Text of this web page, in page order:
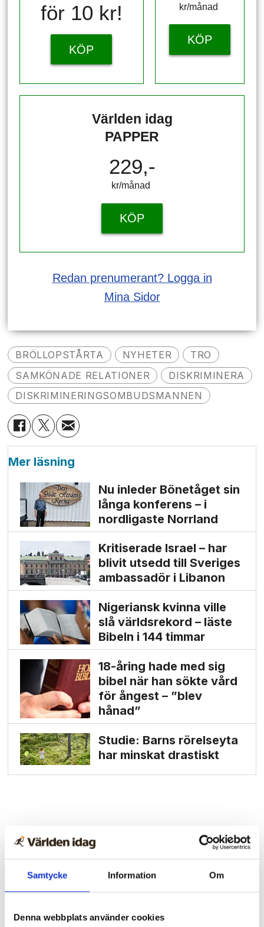
Samtycke Information Om
Denna webbplats använder cookies
för 10 kr!
KÖP
kr/månad ​​​​​​
KÖP
Världen idag
PAPPER
229,-
kr/månad ​​​​​​
KÖP
Redan prenumerant? Logga in
Mina Sidor
BRÖLLOPSTÅRTA NYHETER
TRO
SAMKÖNADE RELATIONER
DISKRIMINERA
DISKRIMINERINGSOMBUDSMANNEN
Mer läsning
Nu inleder Bönetåget sin
långa konferens – i
nordligaste Norrland
Kritiserade Israel – har
blivit utsedd till Sveriges
ambassadör i Libanon
Nigeriansk kvinna ville
slå världs­rekord – läste
Bibeln i 144 timmar
18-åring hade med sig
bibel när han sökte vård
för ångest – ”blev
hånad”
Studie: Barns rörelseyta
har minskat drastiskt